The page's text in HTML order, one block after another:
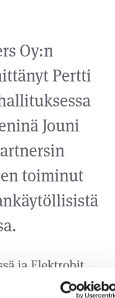
Oy:n
Pertti
Jouni
toiminut
ja Elektrobit
Lisäksi hän